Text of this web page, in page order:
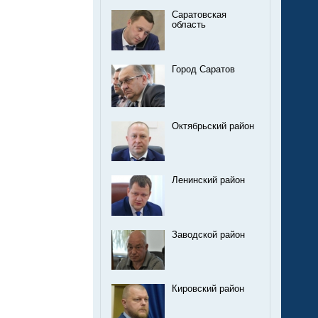
Саратовская
область
Город Саратов
Октябрьский район
Ленинский район
Заводской район
Кировский район